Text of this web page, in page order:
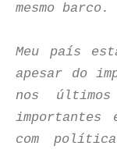
mesmo barco.
Meu país
apesar do
nos últimos
importantes
com